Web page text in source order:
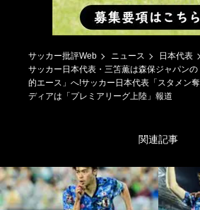
サッカー批評Web ニュース
日本代表
サッカー日本代表・三笘薫は森保ジャパン
的エース」へ!サッカー日本代表「スタメン
ディアは「プレミアリーグ上陸」報道
関連記事